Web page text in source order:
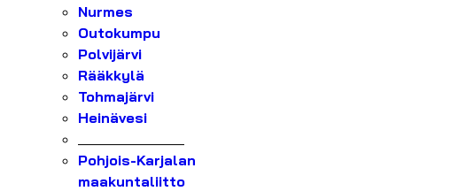
Nurmes
Outokumpu
Polvijärvi
Rääkkylä
Tohmajärvi
Heinävesi
Pohjois-Karjalan
maakuntaliitto